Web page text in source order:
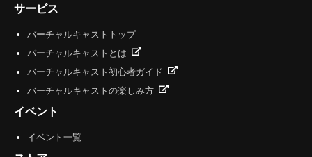
サービス
バーチャルキャストトップ
バーチャルキャストとは
バーチャルキャスト初心者ガイド
バーチャルキャストの楽しみ方
イベント
イベント一覧